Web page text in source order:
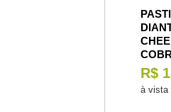
R$
à vista